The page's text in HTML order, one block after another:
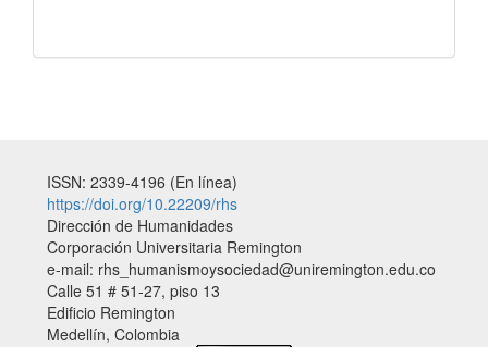
ISSN: 2339-4196 (En línea)
https://doi.org/10.22209/rhs
Dirección de Humanidades
Corporación Universitaria Remington
e-mail: rhs_humanismoysociedad@uniremington.edu.co
Calle 51 # 51-27, piso 13
Edificio Remington
Medellín, Colombia